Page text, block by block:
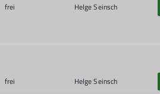
frei Helge Seinsch
frei Helge Seinsch